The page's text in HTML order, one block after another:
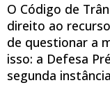
O Código de
direito ao
de questionar a
isso: a Defesa
segunda